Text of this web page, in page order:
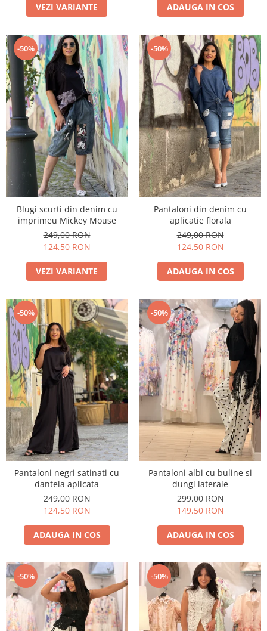
VEZI VARIANTE ADAUGA IN COS
-50%
Blugi scurti din denim cu
imprimeu Mickey Mouse
249,00 RON
124,50 RON
VEZI VARIANTE
-50%
Pantaloni din denim cu
aplicatie florala
249,00 RON
124,50 RON
ADAUGA IN COS
-50%
Pantaloni negri satinati cu
dantela aplicata
249,00 RON
124,50 RON
ADAUGA IN COS
-50%
Pantaloni albi cu buline si
dungi laterale
299,00 RON
149,50 RON
ADAUGA IN COS
-50% -50%